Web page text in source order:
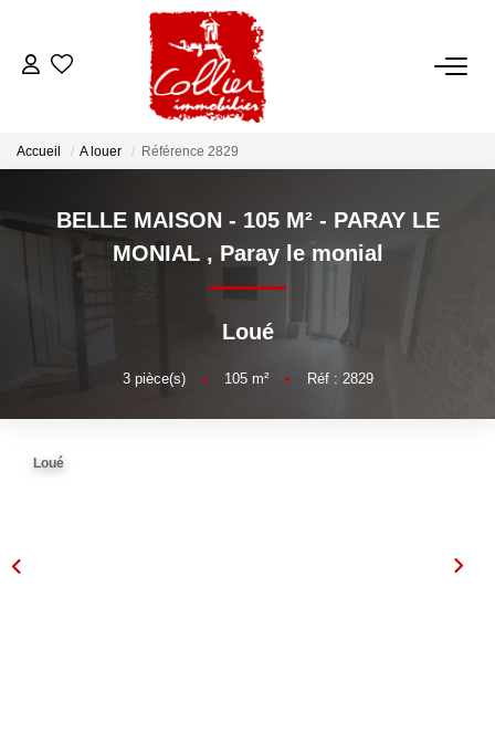
ACCUEIL
A Vendre
A Louer
NOS SERVICES
Accueil A louer Référence 2829
BELLE MAISON - 105 M² - PARAY LE
MONIAL , Paray le monial
Loué
3pièce(s) • 105m² • Réf : 2829
Loué